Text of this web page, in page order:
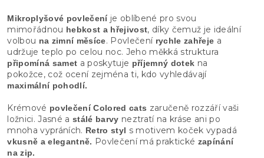
Mikroplyšové povlečeníje oblíbené pro svou
mimořádnou hebkost a hřejivost, díky čemuž je ideální
volbou na zimní měsíce. Povlečení rychle zahřeje a
udržuje teplo po celou noc. Jeho měkká struktura
připomíná samet a poskytuje příjemný dotek na
pokožce, což ocení zejména ti, kdo vyhledávají
maximální pohodlí.
Krémové povlečení Colored cats zaručeně rozzáří vaši
ložnici. Jasné a stálé barvy neztratí na kráse ani po
mnoha vypráních. Retro styl s motivem koček vypadá
vkusně a elegantně. Povlečení má praktické zapínání
na zip.